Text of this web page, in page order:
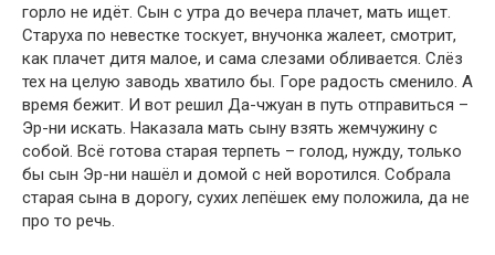
горло не идёт. Сын с утра до вечера плачет, мать ищет.
Старуха по невестке тоскует, внучонка жалеет, смотрит,
как плачет дитя малое, и сама слезами обливается. Слёз
тех на целую заводь хватило бы. Горе радость сменило. А
время бежит. И вот решил Да-чжуан в путь отправиться –
Эр-ни искать. Наказала мать сыну взять жемчужину с
собой. Всё готова старая терпеть – голод, нужду, только
бы сын Эр-ни нашёл и домой с ней воротился. Собрала
старая сына в дорогу, сухих лепёшек ему положила, да не
про то речь.